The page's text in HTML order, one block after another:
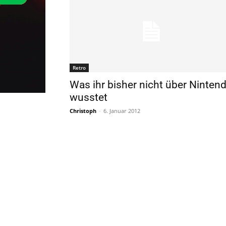
Retro
Was ihr bisher nicht über
wusstet
Christoph - 6. Januar 2012